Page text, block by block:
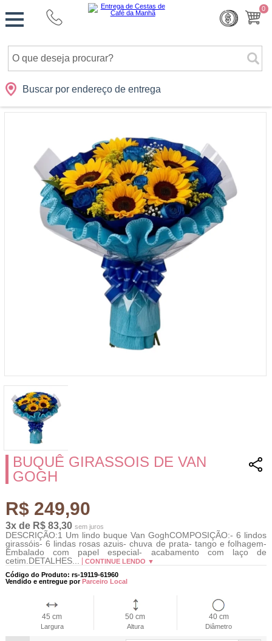
0
Buscar por endereço de entrega
Cidades Presentes Datas Shopping
Monte
sua
Cesta
BUQUÊ GIRASSOIS DE VAN
GOGH
R$ 249,90
3x de R$ 83,30 sem juros
DESCRIÇÃO:1 Um lindo buque Van GoghCOMPOSIÇÃO:- 6 lindos
girassóis- 6 lindas rosas azuis- chuva de prata- tango e folhagem-
Embalado com papel especial- acabamento com laço de
cetim.DETALHES...
CONTINUE LENDO ▼
Código do Produto: rs-19119-61960
Vendido e entregue porParceiro Local
45 cm
Largura
50 cm
Altura
40 cm
Diâmetro